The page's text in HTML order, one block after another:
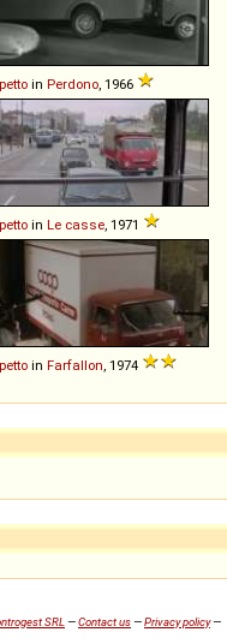
in Perdono, 1966
in Le casse, 1971
in Farfallon, 1974
SRL—Contact us—Privacy policy—